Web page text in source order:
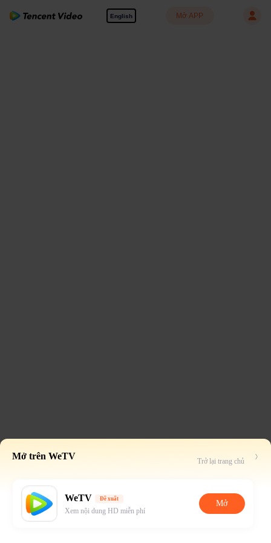
English Mở APP
Mở trên WeTV Trở lại trang chủ
WeTV Đề xuất
Xem nội dung HD miễn phí
Mở